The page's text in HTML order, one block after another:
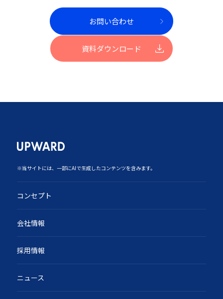
お問い合わせ
資料ダウンロード
‍※当サイトには、一部にAIで生成したコンテンツを含みます。
コンセプト
会社情報
採用情報
ニュース